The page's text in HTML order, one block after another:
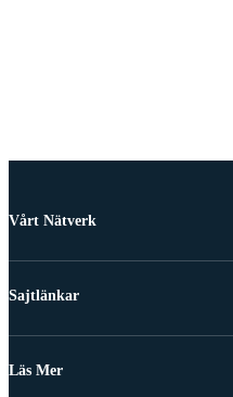
Vårt Nätverk
Sajtlänkar
Läs Mer